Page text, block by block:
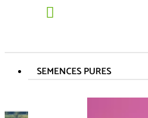
SEMENCES PURES